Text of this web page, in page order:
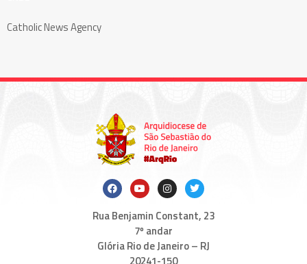
Catholic News Agency
Rua Benjamin Constant, 23
7º andar
Glória Rio de Janeiro – RJ